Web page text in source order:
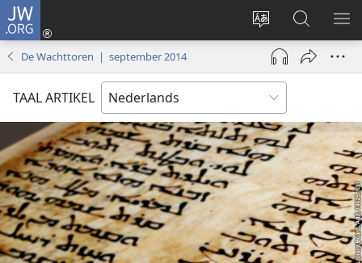
JW.ORG
Taal
site
wijzigen
Inloggen
(opent
nieuw
venster)
Zoeken
op
JW.ORG
De Wachttoren | september 2014
TAAL ARTIKEL